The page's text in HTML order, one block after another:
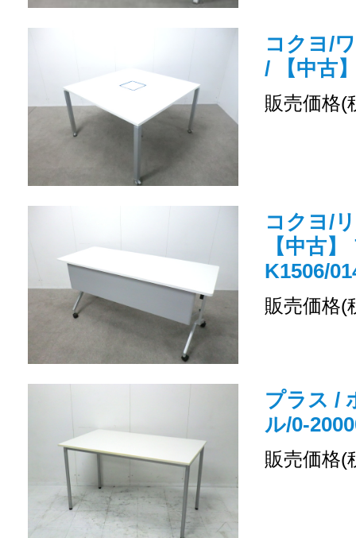
コクヨ/
/ 【中古
販売価格(
コクヨ/
【中古
K1506/
販売価格(
プラス /
ル/0-
販売価格(